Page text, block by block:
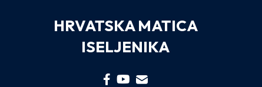
HRVATSKA MATICA
ISELJENIKA